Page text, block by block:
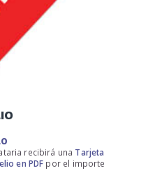
recibirá una Tarjeta
en PDF por el importe